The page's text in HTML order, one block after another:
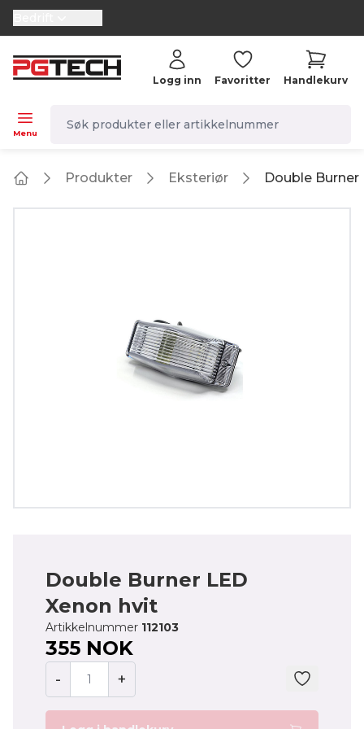
selector.vat
Menu
Logg inn Favoritter Handlekurv
Produkter Eksteriør Double Burner
Double Burner LED
Xenon hvit
Artikkelnummer 112103
355 NOK
- +